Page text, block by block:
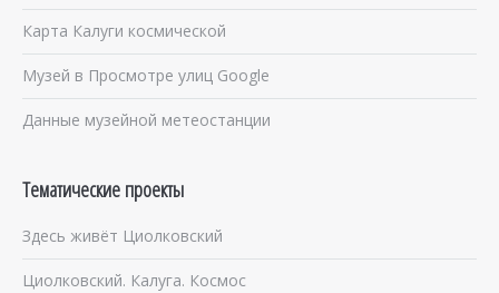
Карта Калуги космической
Музей в Просмотре улиц Google
Данные музейной метеостанции
Тематические проекты
Здесь живёт Циолковский
Циолковский. Калуга. Космос